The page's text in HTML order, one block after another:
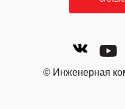
© Инженерная